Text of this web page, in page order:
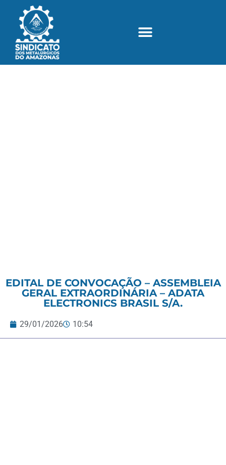
EDITAL DE CONVOCAÇÃO – ASSEMBLEIA
GERAL EXTRAORDINÁRIA – ADATA
ELECTRONICS BRASIL S/A.
29/01/2026 10:54